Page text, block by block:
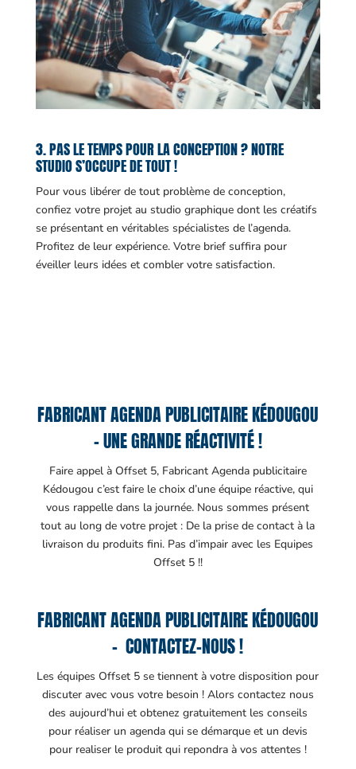
3. PAS LE TEMPS POUR LA CONCEPTION ? NOTRE
STUDIO S’OCCUPE DE TOUT !
Pour vous libérer de tout problème de conception,
confiez votre projet au studio graphique dont les créatifs
se présentant en véritables spécialistes de l’agenda.
Profitez de leur expérience. Votre brief suffira pour
éveiller leurs idées et combler votre satisfaction.
FABRICANT AGENDA PUBLICITAIRE KÉDOUGOU
– UNE GRANDE RÉACTIVITÉ !
Faire appel à Offset 5, Fabricant Agenda publicitaire
Kédougou c’est faire le choix d’une équipe réactive, qui
vous rappelle dans la journée. Nous sommes présent
tout au long de votre projet : De la prise de contact à la
livraison du produits fini. Pas d’impair avec les Equipes
Offset 5 !!
FABRICANT AGENDA PUBLICITAIRE KÉDOUGOU
– CONTACTEZ-NOUS !
Les équipes Offset 5 se tiennent à votre disposition pour
discuter avec vous votre besoin ! Alors contactez nous
des aujourd’hui et obtenez gratuitement les conseils
pour réaliser un agenda qui se démarque et un devis
pour realiser le produit qui repondra à vos attentes !